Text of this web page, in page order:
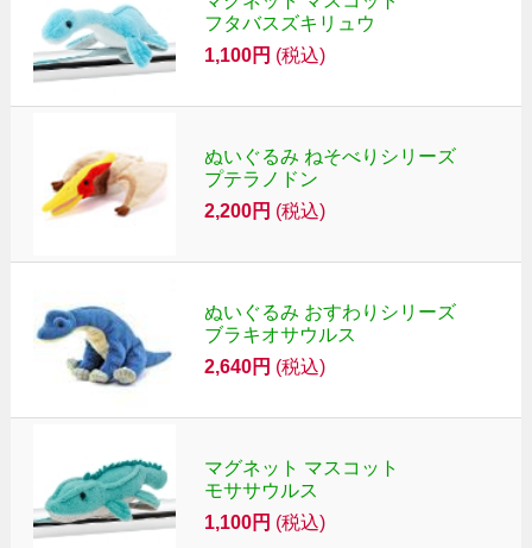
フタバスズキリュウ
1,100円 (税込)
ぬいぐるみ ねそべりシリーズ
プテラノドン
2,200円 (税込)
ぬいぐるみ おすわりシリーズ
ブラキオサウルス
2,640円 (税込)
マグネット マスコット
モササウルス
1,100円 (税込)